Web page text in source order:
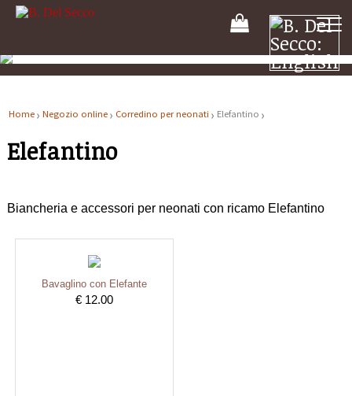
Il
tuo
carrello
Home Negozio online Corredino per neonati Elefantino
Elefantino
Biancheria e accessori per neonati con ricamo Elefantino
Bavaglino con Elefante
€ 12.00